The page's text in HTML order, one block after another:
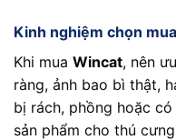
Kinh nghiệm chọn mua
Khi mua Wincat, nên
ràng, ảnh bao bì thật,
bị rách, phồng hoặc
sản phẩm cho thú